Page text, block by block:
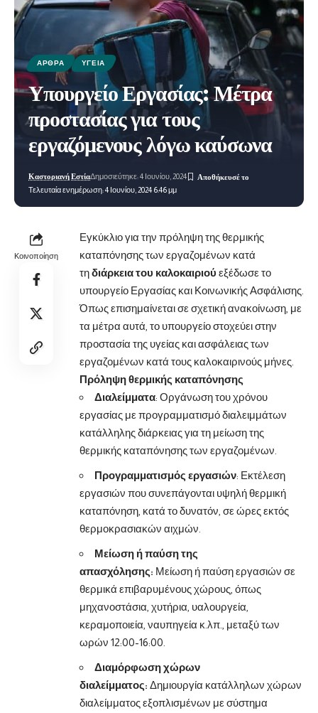
ΆΡΘΡΑ ΥΓΕΊΑ
Υπουργείο Εργασίας: Μέτρα
προστασίας για τους
εργαζόμενους λόγω καύσωνα
Τελευταία ενημέρωση: 4 Ιουνίου, 2024 6:46 μμ
Καστοριανή ΕστίαΔημοσιεύτηκε: 4 Ιουνίου, 2024
Κοινοποίηση
Εγκύκλιο για την πρόληψη της θερμικής
καταπόνησης των εργαζομένων κατά
τηδιάρκεια του καλοκαιριού εξέδωσε το
υπουργείο Εργασίας και Κοινωνικής Ασφάλισης.
Όπως επισημαίνεται σε σχετική ανακοίνωση, με
τα μέτρα αυτά, το υπουργείο στοχεύει στην
προστασία της υγείας και ασφάλειας των
εργαζομένων κατά τους καλοκαιρινούς μήνες.
Πρόληψη θερμικής καταπόνησης
Διαλείμματα: Οργάνωση του χρόνου
εργασίας με προγραμματισμό διαλειμμάτων
κατάλληλης διάρκειας για τη μείωση της
θερμικής καταπόνησης των εργαζομένων.
Προγραμματισμός εργασιών: Εκτέλεση
εργασιών που συνεπάγονται υψηλή θερμική
καταπόνηση, κατά το δυνατόν, σε ώρες εκτός
θερμοκρασιακών αιχμών.
Μείωση ή παύση της
απασχόλησης: Μείωση ή παύση εργασιών σε
θερμικά επιβαρυμένους χώρους, όπως
μηχανοστάσια, χυτήρια, υαλουργεία,
κεραμοποιεία, ναυπηγεία κ.λπ., μεταξύ των
ωρών 12:00-16:00.
Διαμόρφωση χώρων
διαλείμματος: Δημιουργία κατάλληλων χώρων
διαλείμματος εξοπλισμένων με σύστημα